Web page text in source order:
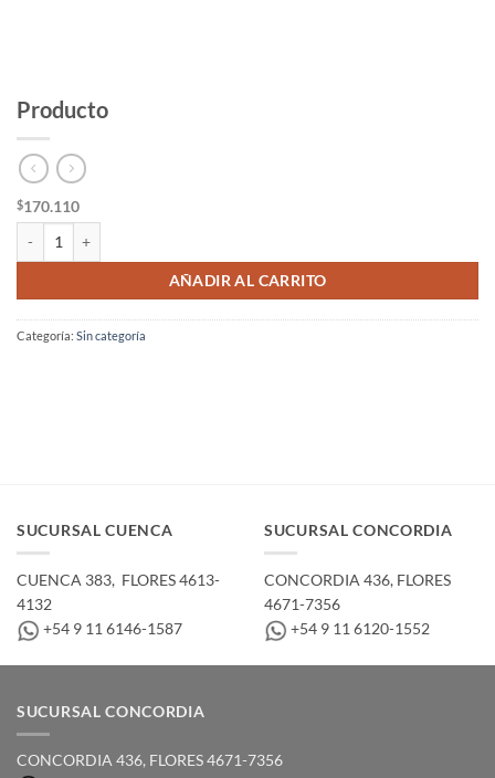
Producto
$170.110
AÑADIR AL CARRITO
Categoría: Sin categoría
SUCURSAL CUENCA
CUENCA 383, ­ FLORES 4613-
4132
+54 9 11 6146-1587
SUCURSAL CONCORDIA
CONCORDIA 436,­ FLORES
4671-7356
+54 9 11 6120-1552
SUCURSAL CONCORDIA
CONCORDIA 436,­ FLORES 4671-7356